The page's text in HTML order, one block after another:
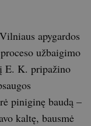
apygardos
užbaigimo
E. K. pripažino
piniginę baudą –
kaltę, bausmė